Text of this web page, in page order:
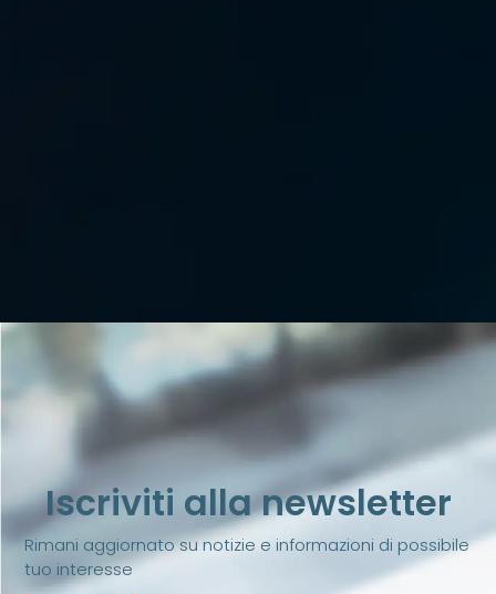
Iscriviti alla newsletter
Rimani aggiornato su notizie e informazioni di possibile
tuo interesse